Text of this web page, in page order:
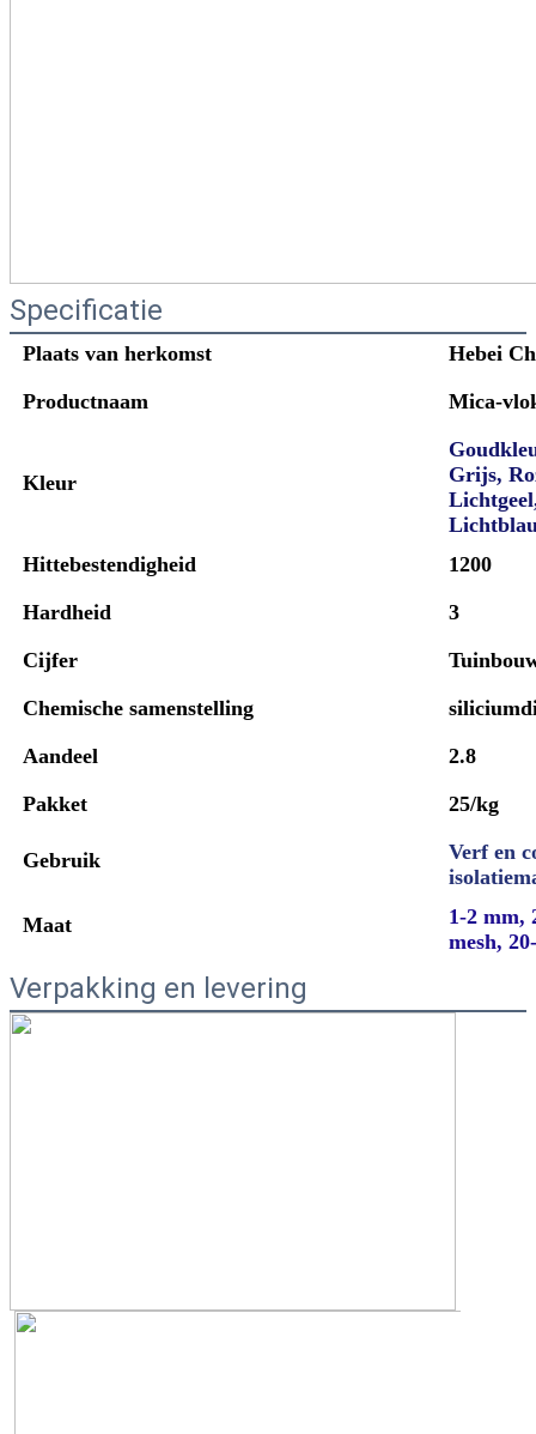
Specificatie
Plaats van herkomst
Hebei
Productnaam
Mica-
Kleur
Grijs,
Hittebestendigheid
1200
Hardheid
3
Cijfer
Chemische samenstelling
Aandeel
2.8
Pakket
25/kg
Gebruik
Verf en
Maat
1-2 mm,
mesh,
Verpakking en levering